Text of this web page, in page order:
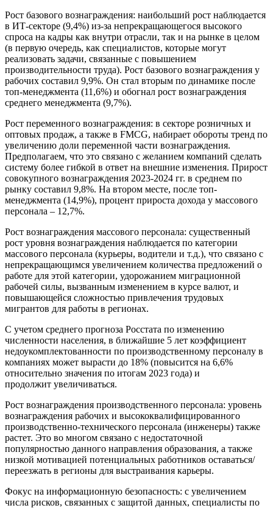
Рост базового вознаграждения: наибольший рост наблюдается
в ИТ-секторе (9,4%) из-за непрекращающегося высокого
спроса на кадры как внутри отрасли, так и на рынке в целом
(в первую очередь, как специалистов, которые могут
реализовать задачи, связанные с повышением
производительности труда). Рост базового вознаграждения у
рабочих составил 9,9%. Он стал вторым по динамике после
топ-менеджмента (11,6%) и обогнал рост вознаграждения
среднего менеджмента (9,7%).
Рост переменного вознаграждения: в секторе розничных и
оптовых продаж, а также в FMCG, набирает обороты тренд по
увеличению доли переменной части вознаграждения.
Предполагаем, что это связано с желанием компаний сделать
систему более гибкой в ответ на внешние изменения. Прирост
совокупного вознаграждения 2023-2024 гг. в среднем по
рынку составил 9,8%. На втором месте, после топ-
менеджмента (14,9%), процент прироста дохода у массового
персонала – 12,7%.
Рост вознаграждения массового персонала: существенный
рост уровня вознаграждения наблюдается по категории
массового персонала (курьеры, водители и т.д.), что связано с
непрекращающимся увеличением количества предложений о
работе для этой категории, удорожанием миграционной
рабочей силы, вызванным изменением в курсе валют, и
повышающейся сложностью привлечения трудовых
мигрантов для работы в регионах.
С учетом среднего прогноза Росстата по изменению
численности населения, в ближайшие 5 лет коэффициент
недоукомплектованности по производственному персоналу в
компаниях может вырасти до 18% (повысится на 6,6%
относительно значения по итогам 2023 года) и
продолжит увеличиваться.
Рост вознаграждения производственного персонала: уровень
вознаграждения рабочих и высококвалифицированного
производственно-технического персонала (инженеры) также
растет. Это во многом связано с недостаточной
популярностью данного направления образования, а также
низкой мотивацией потенциальных работников оставаться/
переезжать в регионы для выстраивания карьеры.
Фокус на информационную безопасность: с увеличением
числа рисков, связанных с защитой данных, специалисты по